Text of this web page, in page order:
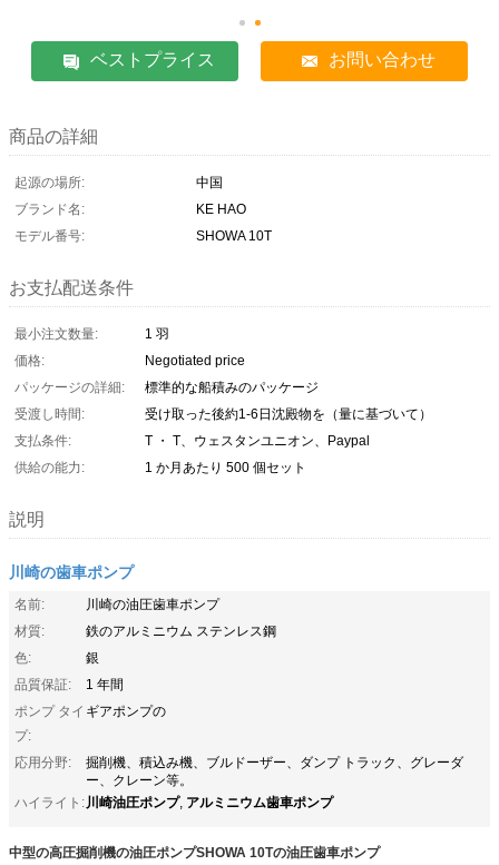
ベストプライス お問い合わせ
商品の詳細
起源の場所:
中国
ブランド名:
KE HAO
モデル番号:
SHOWA 10T
お支払配送条件
最小注文数量:
1 羽
価格:
Negotiated price
パッケージの詳細:
標準的な船積みのパッケージ
受渡し時間:
受け取った後約1-6日沈殿物を（量に基づいて）
支払条件:
T ・ T、ウェスタンユニオン、Paypal
供給の能力:
1 か月あたり 500 個セット
説明
川崎の歯車ポンプ
名前:
川崎の油圧歯車ポンプ
材質:
鉄のアルミニウム ステンレス鋼
色:
銀
品質保証:
1 年間
ポンプ タイ
プ:
ギアポンプの
応用分野:
掘削機、積込み機、ブルドーザー、ダンプ トラック、グレーダ
ー、クレーン等。
ハイライト:川崎油圧ポンプ, アルミニウム歯車ポンプ
中型の高圧掘削機の油圧ポンプSHOWA 10Tの油圧歯車ポンプ